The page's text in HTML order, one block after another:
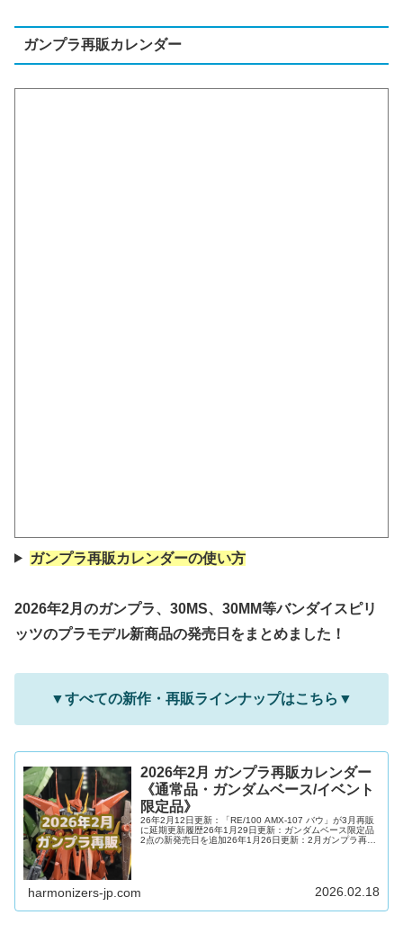
ガンプラ再販カレンダー
ガンプラ再販カレンダーの使い方
2026年2月のガンプラ、30MS、30MM等バンダイスピリ
ッツのプラモデル新商品の発売日をまとめました！
▼すべての新作・再販ラインナップはこちら▼
2026年2月 ガンプラ再販カレンダー
《通常品・ガンダムベース/イベント
限定品》
26年2月12日更新：「RE/100 AMX-107 バウ」が3月再販
に延期更新履歴26年1月29日更新：ガンダムベース限定品
2点の新発売日を追加26年1月26日更新：2月ガンプラ再販
更新：2月新発売ガンプラ等14種類の新発売日を更新26年
harmonizers-jp.com 2026.02.18